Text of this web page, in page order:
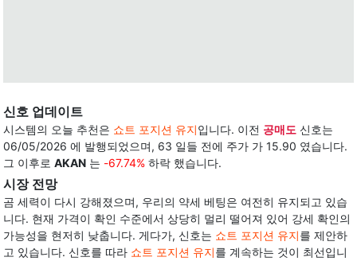
신호 업데이트
시스템의 오늘 추천은 쇼트 포지션 유지입니다. 이전 공매도 신호는
06/05/2026 에 발행되었으며, 63 일들 전에 주가 가 15.90 였습니다.
그 이후로 AKAN 는 -67.74% 하락 했습니다.
시장 전망
곰 세력이 다시 강해졌으며, 우리의 약세 베팅은 여전히 유지되고 있습
니다. 현재 가격이 확인 수준에서 상당히 멀리 떨어져 있어 강세 확인의
가능성을 현저히 낮춥니다. 게다가, 신호는 쇼트 포지션 유지를 제안하
고 있습니다. 신호를 따라 쇼트 포지션 유지를 계속하는 것이 최선입니